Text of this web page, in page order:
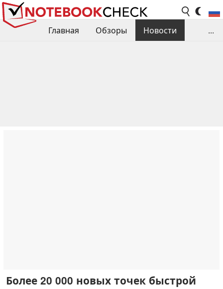
Главная Обзоры
Новости
...
Более 20 000 новых точек быстрой